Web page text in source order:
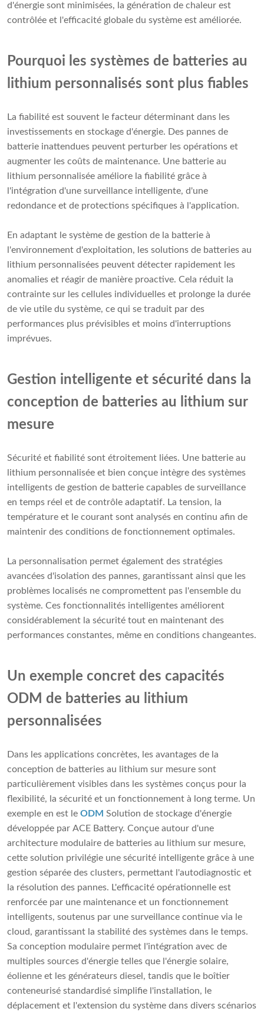
d'énergie sont minimisées, la génération de chaleur est
contrôlée et l'efficacité globale du système est améliorée.
Pourquoi les systèmes de batteries au
lithium personnalisés sont plus fiables
La fiabilité est souvent le facteur déterminant dans les
investissements en stockage d'énergie. Des pannes de
batterie inattendues peuvent perturber les opérations et
augmenter les coûts de maintenance. Une batterie au
lithium personnalisée améliore la fiabilité grâce à
l'intégration d'une surveillance intelligente, d'une
redondance et de protections spécifiques à l'application.
En adaptant le système de gestion de la batterie à
l'environnement d'exploitation, les solutions de batteries au
lithium personnalisées peuvent détecter rapidement les
anomalies et réagir de manière proactive. Cela réduit la
contrainte sur les cellules individuelles et prolonge la durée
de vie utile du système, ce qui se traduit par des
performances plus prévisibles et moins d'interruptions
imprévues.
Gestion intelligente et sécurité dans la
conception de batteries au lithium sur
mesure
Sécurité et fiabilité sont étroitement liées. Une batterie au
lithium personnalisée et bien conçue intègre des systèmes
intelligents de gestion de batterie capables de surveillance
en temps réel et de contrôle adaptatif. La tension, la
température et le courant sont analysés en continu afin de
maintenir des conditions de fonctionnement optimales.
La personnalisation permet également des stratégies
avancées d'isolation des pannes, garantissant ainsi que les
problèmes localisés ne compromettent pas l'ensemble du
système. Ces fonctionnalités intelligentes améliorent
considérablement la sécurité tout en maintenant des
performances constantes, même en conditions changeantes.
Un exemple concret des capacités
ODM de batteries au lithium
personnalisées
Dans les applications concrètes, les avantages de la
conception de batteries au lithium sur mesure sont
particulièrement visibles dans les systèmes conçus pour la
flexibilité, la sécurité et un fonctionnement à long terme. Un
exemple en est le ODM Solution de stockage d'énergie
développée par ACE Battery. Conçue autour d'une
architecture modulaire de batteries au lithium sur mesure,
cette solution privilégie une sécurité intelligente grâce à une
gestion séparée des clusters, permettant l'autodiagnostic et
la résolution des pannes. L'efficacité opérationnelle est
renforcée par une maintenance et un fonctionnement
intelligents, soutenus par une surveillance continue via le
cloud, garantissant la stabilité des systèmes dans le temps.
Sa conception modulaire permet l'intégration avec de
multiples sources d'énergie telles que l'énergie solaire,
éolienne et les générateurs diesel, tandis que le boîtier
conteneurisé standardisé simplifie l'installation, le
déplacement et l'extension du système dans divers scénarios